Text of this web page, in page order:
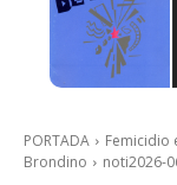
PORTADA
Femicidio
Brondino
noti2026-